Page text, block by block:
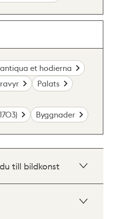
et hodierna
Palats
Byggnader
till bildkonst